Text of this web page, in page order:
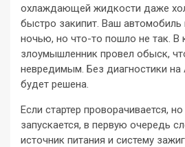
охлаждающей жидкости даже
быстро закипит. Ваш автомобиль
ночью, но что-то пошло не так. В
злоумышленник провел обыск,
невредимым. Без диагностики
будет решена.
Если стартер проворачивается,
запускается, в первую очередь
источник питания и систему